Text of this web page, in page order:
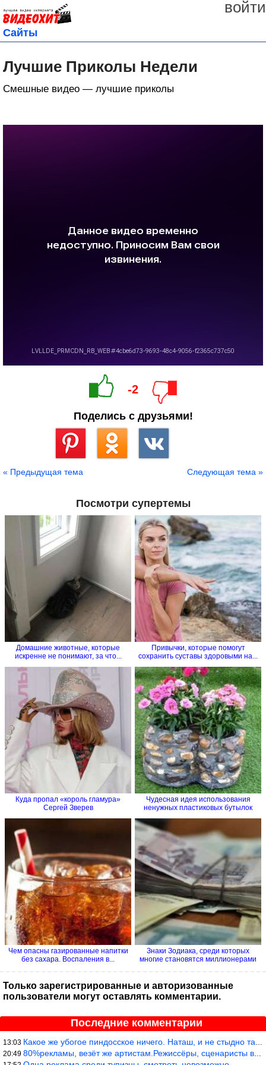
войти
Сайты
Лучшие Приколы Недели
Смешные видео — лучшие приколы
-2
Поделись с друзьями!
« Предыдущая тема Следующая тема »
Посмотри супертемы
Домашние животные, которые
искренне не понимают, за что...
Привычки, которые помогут
сохранить суставы здоровыми на...
Куда пропал «король гламура»
Сергей Зверев
Чудесная идея использования
ненужных пластиковых бутылок
Чем опасны газированные напитки
без сахара. Воспаления в...
Знаки Зодиака, среди которых
многие становятся миллионерами
Только зарегистрированные и авторизованные
пользователи могут оставлять комментарии.
Последние комментарии
13:03 Какое же убогое пиндосское ничего. Наташ, и не стыдно такую фигн
20:49 80%рекламы, везёт же артистам.Режиссёры, сценаристы вы где или к